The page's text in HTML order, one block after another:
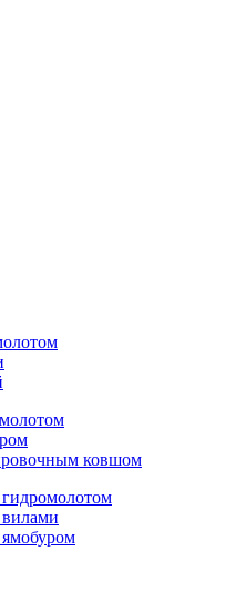
ковшом